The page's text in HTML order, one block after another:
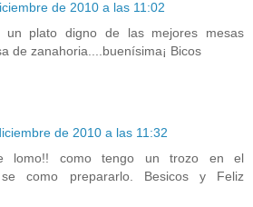
de 2010 a las 11:02
plato digno de las mejores mesas
de zanahoria....buenísima¡ Bicos
de 2010 a las 11:32
lomo!! como tengo un trozo en el
como prepararlo. Besicos y Feliz